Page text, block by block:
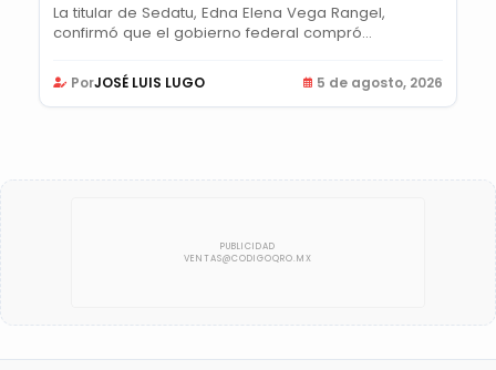
La titular de Sedatu, Edna Elena Vega Rangel,
confirmó que el gobierno federal compró
PorJOSÉ LUIS LUGO 5 de agosto, 2026